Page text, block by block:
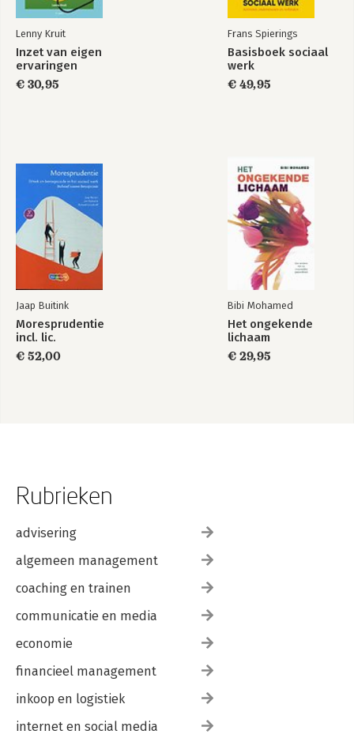
Lenny Kruit
Inzet van eigen
ervaringen
€ 30,95
Frans Spierings
Basisboek sociaal
werk
€ 49,95
Jaap Buitink
Moresprudentie
incl. lic.
€ 52,00
Bibi Mohamed
Het ongekende
lichaam
€ 29,95
Rubrieken
advisering
algemeen management
coaching en trainen
communicatie en media
economie
financieel management
inkoop en logistiek
internet en social media